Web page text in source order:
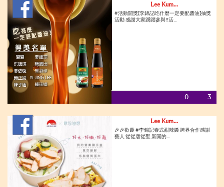
Lee Kum...
#活動開獎【李錦記吃什麼一定要配醬油】抽獎
活動 感謝大家踴躍參與!!活...
0 3
Lee Kum...
🎉🎉歡慶 #李錦記泰式甜辣醬 跨界合作感謝
藝人 從從唐從聖 新開的...